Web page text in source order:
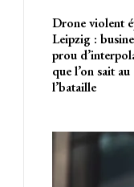
Drone violent
Leipzig :
prou
que l’on sait
l’bataille